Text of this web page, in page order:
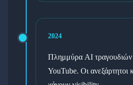
2024
Πλημμύρα AI
YouTube. Οι ανεξάρτητοι